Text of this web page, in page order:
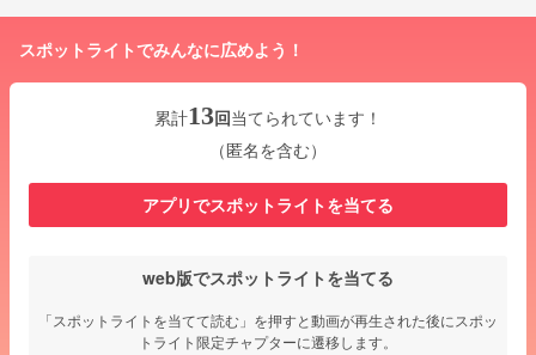
スポットライトでみんなに広めよう！
累計13回当てられています！
（匿名を含む）
アプリでスポットライトを当てる
web版でスポットライトを当てる
「スポットライトを当てて読む」を押すと動画が再生された後にスポッ
トライト限定チャプターに遷移します。